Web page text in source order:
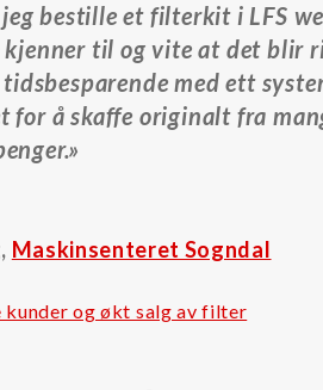
bestille et filterkit i LFS
kjenner til og vite at det blir
med ett
for å skaffe originalt fra
.»
Maskinsenteret Sogndal
kunder og økt salg av filter